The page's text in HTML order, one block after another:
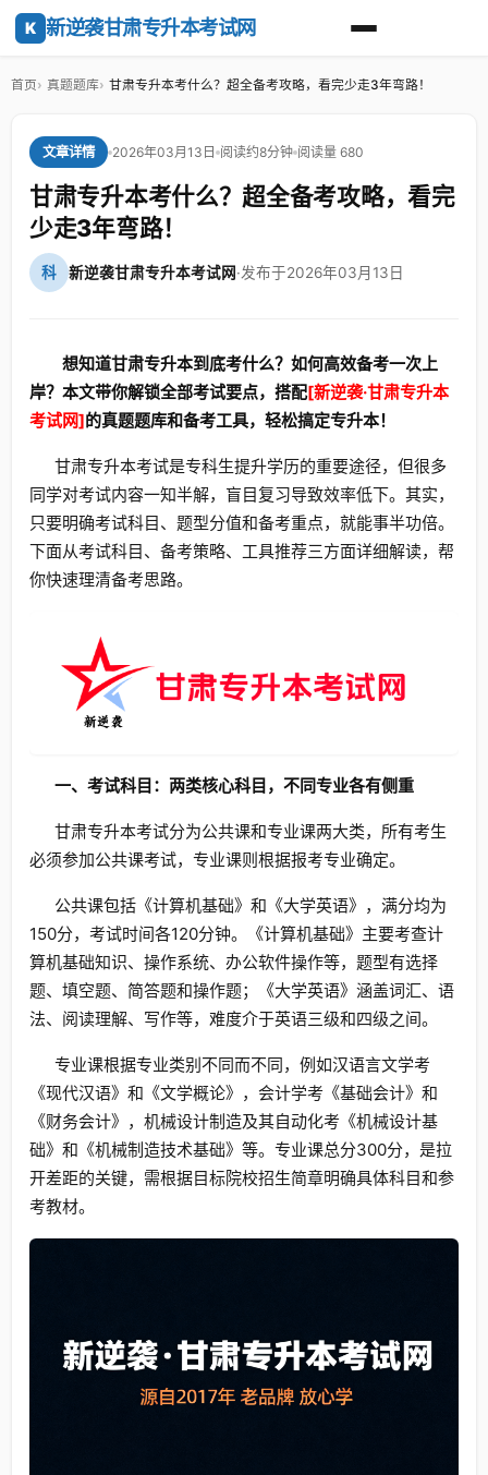
K 新逆袭甘肃专升本考试网
首页 真题题库 甘肃专升本考什么？超全备考攻略，看完少走3年弯路！
文章详情 2026年03月13日 阅读约8分钟 阅读量 680
甘肃专升本考什么？超全备考攻略，看完
少走3年弯路！
科 新逆袭甘肃专升本考试网·发布于2026年03月13日
想知道甘肃专升本到底考什么？如何高效备考一次上
岸？本文带你解锁全部考试要点，搭配[新逆袭·甘肃专升本
考试网]的真题题库和备考工具，轻松搞定专升本！
甘肃专升本考试是专科生提升学历的重要途径，但很多
同学对考试内容一知半解，盲目复习导致效率低下。其实，
只要明确考试科目、题型分值和备考重点，就能事半功倍。
下面从考试科目、备考策略、工具推荐三方面详细解读，帮
你快速理清备考思路。
一、考试科目：两类核心科目，不同专业各有侧重
甘肃专升本考试分为公共课和专业课两大类，所有考生
必须参加公共课考试，专业课则根据报考专业确定。
公共课包括《计算机基础》和《大学英语》，满分均为
150分，考试时间各120分钟。《计算机基础》主要考查计
算机基础知识、操作系统、办公软件操作等，题型有选择
题、填空题、简答题和操作题；《大学英语》涵盖词汇、语
法、阅读理解、写作等，难度介于英语三级和四级之间。
专业课根据专业类别不同而不同，例如汉语言文学考
《现代汉语》和《文学概论》，会计学考《基础会计》和
《财务会计》，机械设计制造及其自动化考《机械设计基
础》和《机械制造技术基础》等。专业课总分300分，是拉
开差距的关键，需根据目标院校招生简章明确具体科目和参
考教材。